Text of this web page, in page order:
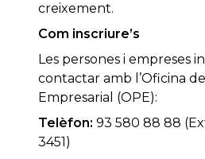
creixement.
Com inscriure’s
Les persones i empreses
contactar amb l’Oficina
Empresarial (OPE):
Telèfon: 93 580 88 88
3451)